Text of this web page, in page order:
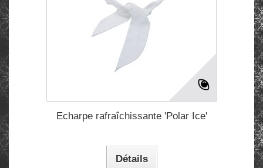
Echarpe rafraîchissante 'Polar Ice'
Détails